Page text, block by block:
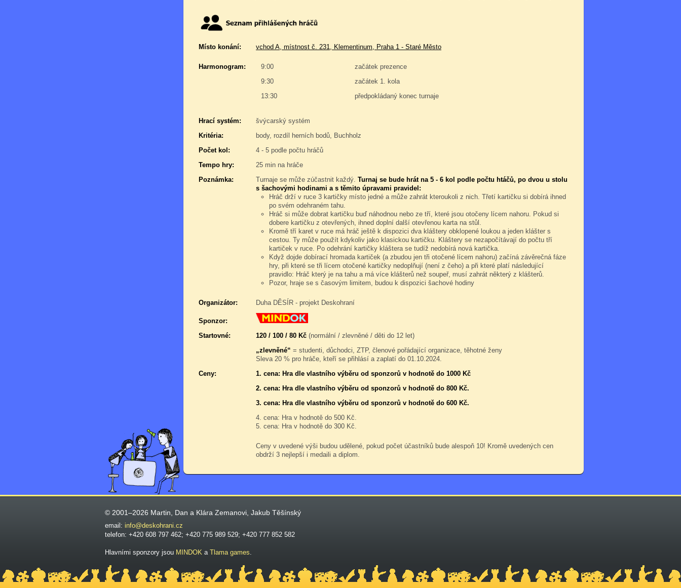
Místo konání: vchod A, místnost č. 231, Klementinum, Praha 1 - Staré Město
Harmonogram: 9:00
začátek prezence
9:30
začátek 1. kola
13:30
předpokládaný konec turnaje
Hrací systém:
švýcarský systém
Kritéria:
body, rozdíl herních bodů, Buchholz
Počet kol:
4 - 5 podle počtu hráčů
Tempo hry:
25 min na hráče
Poznámka:
Turnaje se může zúčastnit každý. Turnaj se bude hrát na 5 - 6 kol podle počtu htáčů, po dvou u stolu
s šachovými hodinami a s těmito úpravami pravidel:
Hráč drží v ruce 3 kartičky místo jedné a může zahrát kteroukoli z nich. Třetí kartičku si dobírá ihned
po svém odehraném tahu.
Hráč si může dobrat kartičku buď náhodnou nebo ze tří, které jsou otočeny lícem nahoru. Pokud si
dobere kartičku z otevřených, ihned doplní další otevřenou karta na stůl.
Kromě tří karet v ruce má hráč ještě k dispozici dva kláštery obklopené loukou a jeden klášter s
cestou. Ty může použít kdykoliv jako klasickou kartičku. Kláštery se nezapočítávají do počtu tří
kartiček v ruce. Po odehrání kartičky kláštera se tudíž nedobírá nová kartička.
Když dojde dobírací hromada kartiček (a zbudou jen tři otočené lícem nahoru) začíná závěrečná fáze
hry, při které se tři lícem otočené kartičky nedoplňují (není z čeho) a při které platí následující
pravidlo: Hráč který je na tahu a má více klášterů než soupeř, musí zahrát některý z klášterů.
Pozor, hraje se s časovým limitem, budou k dispozici šachové hodiny
Organizátor: Duha DĚSÍR - projekt Deskohraní
Sponzor:
Startovné:
120 / 100 / 80 Kč (normální / zlevněné / děti do 12 let)
„zlevněné“ = studenti, důchodci, ZTP, členové pořádající organizace, těhotné ženy
Sleva 20 % pro hráče, kteří se přihlásí a zaplatí do 01.10.2024.
Ceny:
1. cena: Hra dle vlastního výběru od sponzorů v hodnotě do 1000 Kč
2. cena: Hra dle vlastního výběru od sponzorů v hodnotě do 800 Kč.
3. cena: Hra dle vlastního výběru od sponzorů v hodnotě do 600 Kč.
4. cena: Hra v hodnotě do 500 Kč.
5. cena: Hra v hodnotě do 300 Kč.
Ceny v uvedené výši budou udělené, pokud počet účastníků bude alespoň 10! Kromě uvedených cen
obdrží 3 nejlepší i medaili a diplom.
© 2001–2026 Martin, Dan a Klára Zemanovi, Jakub Těšínský
email: info@deskohrani.cz
telefon: +420 608 797 462; +420 775 989 529; +420 777 852 582
Hlavními sponzory jsou MINDOK a Tlama games.